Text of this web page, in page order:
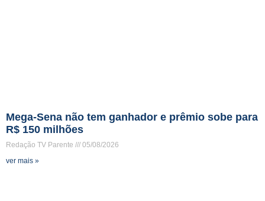
Mega-Sena não tem ganhador e prêmio sobe para
R$ 150 milhões
Redação TV Parente
05/08/2026
ver mais »